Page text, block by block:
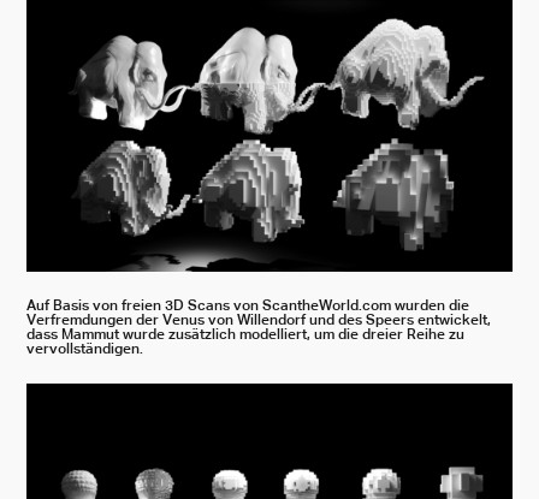
Auf Basis von freien 3D Scans von ScantheWorld.com wurden die
Verfremdungen der Venus von Willendorf und des Speers entwickelt,
dass Mammut wurde zusätzlich modelliert, um die dreier Reihe zu
vervollständigen.